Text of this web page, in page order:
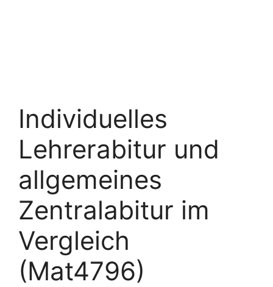
Individuelles
Lehrerabitur und
allgemeines
Zentralabitur im
Vergleich
(Mat4796)